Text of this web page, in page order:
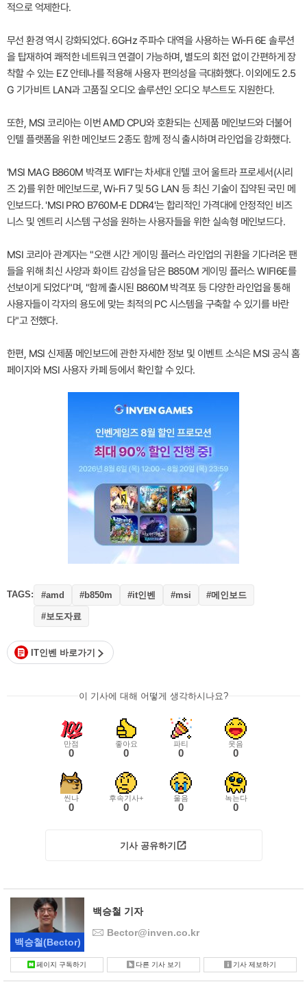
적으로 억제한다.
무선 환경 역시 강화되었다. 6GHz 주파수 대역을 사용하는 Wi-Fi 6E 솔루션
을 탑재하여 쾌적한 네트워크 연결이 가능하며, 별도의 회전 없이 간편하게 장
착할 수 있는 EZ 안테나를 적용해 사용자 편의성을 극대화했다. 이외에도 2.5
G 기가비트 LAN과 고품질 오디오 솔루션인 오디오 부스트도 지원한다.
또한, MSI 코리아는 이번 AMD CPU와 호환되는 신제품 메인보드와 더불어
인텔 플랫폼을 위한 메인보드 2종도 함께 정식 출시하며 라인업을 강화했다.
'MSI MAG B860M 박격포 WIFI'는 차세대 인텔 코어 울트라 프로세서(시리
즈 2)를 위한 메인보드로, Wi-Fi 7 및 5G LAN 등 최신 기술이 집약된 국민 메
인보드다. 'MSI PRO B760M-E DDR4'는 합리적인 가격대에 안정적인 비즈
니스 및 엔트리 시스템 구성을 원하는 사용자들을 위한 실속형 메인보드다.
MSI 코리아 관계자는 "오랜 시간 게이밍 플러스 라인업의 귀환을 기다려온 팬
들을 위해 최신 사양과 화이트 감성을 담은 B850M 게이밍 플러스 WIFI6E를
선보이게 되었다"며, "함께 출시된 B860M 박격포 등 다양한 라인업을 통해
사용자들이 각자의 용도에 맞는 최적의 PC 시스템을 구축할 수 있기를 바란
다"고 전했다.
한편, MSI 신제품 메인보드에 관한 자세한 정보 및 이벤트 소식은 MSI 공식 홈
페이지와 MSI 사용자 카페 등에서 확인할 수 있다.
TAGS: #amd #b850m #it인벤 #msi #메인보드
#보도자료
IT인벤 바로가기
이 기사에 대해 어떻게 생각하시나요?
만점
0
좋아요
0
파티
0
웃음
0
씬나
0
후속기사+
0
울음
0
녹는다
0
기사 공유하기
백승철(Bector)
백승철 기자
Bector@inven.co.kr
페이지 구독하기 다른 기사 보기 기사 제보하기